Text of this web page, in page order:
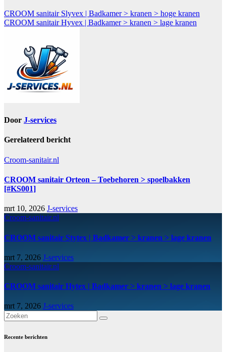
CROOM sanitair Slyvex | Badkamer > kranen > hoge kranen
CROOM sanitair Hyvex | Badkamer > kranen > lage kranen
Door J-services
Gerelateerd bericht
Croom-sanitair.nl
CROOM sanitair Orteon – Toebehoren > spoelbakken
[#KS001]
mrt 10, 2026 J-services
Croom-sanitair.nl
CROOM sanitair Stytex | Badkamer > kranen > lage kranen
mrt 7, 2026 J-services
Croom-sanitair.nl
CROOM sanitair Hytex | Badkamer > kranen > lage kranen
mrt 7, 2026 J-services
Recente berichten